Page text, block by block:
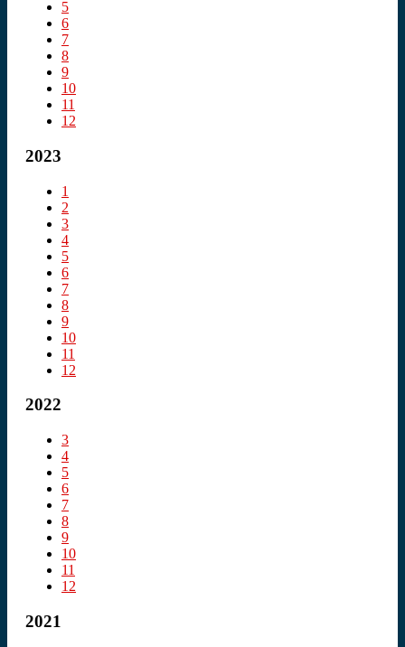
5
6
7
8
9
10
11
12
2023
1
2
3
4
5
6
7
8
9
10
11
12
2022
3
4
5
6
7
8
9
10
11
12
2021